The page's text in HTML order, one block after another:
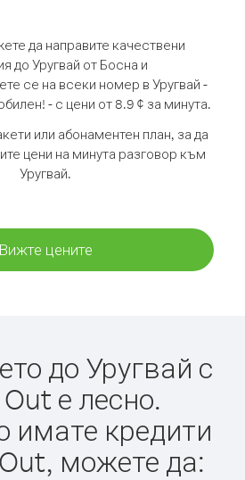
да направите качествени
до Уругвай от Босна и
се на всеки номер в Уругвай -
- с цени от 8.9 ¢ за минута.
или абонаментен план, за да
цени на минута разговор към
Уругвай.
Вижте цените
до Уругвай с
е лесно.
имате кредити
можете да: